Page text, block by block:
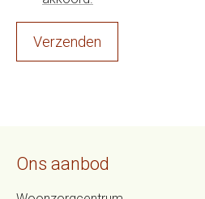
Verzenden
Ons aanbod